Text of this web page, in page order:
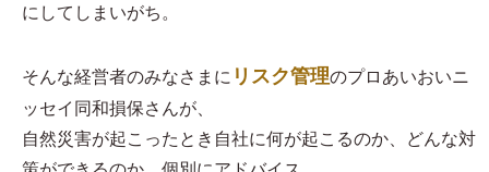
にしてしまいがち。
そんな経営者のみなさまに リスク管理のプロあいおいニ
ッセイ同和損保さんが、
自然災害が起こったとき自社に何が起こるのか、どんな対